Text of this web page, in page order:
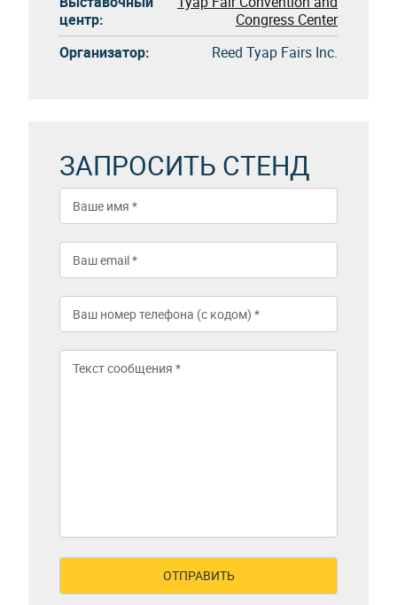
центр:
Congress Center
Организатор:
Reed Tyap Fairs Inc.
ЗАПРОСИТЬ СТЕНД